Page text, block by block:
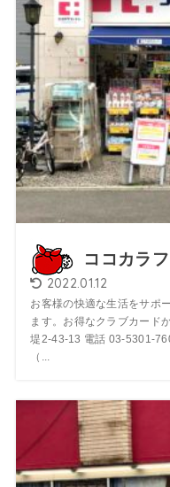
ココカラ
2022.01.12
お客様の快適な生活をサポ
ます。お得なクラブカード
堤2-43-13 電話 03-5301-
（...